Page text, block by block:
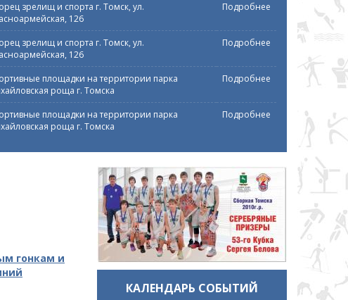
зрелищ и спорта г. Томск, ул.
126
Подробнее
зрелищ и спорта г. Томск, ул.
126
Подробнее
площадки на территории парка
роща г. Томска
Подробнее
площадки на территории парка
роща г. Томска
Подробнее
гонкам и
КАЛЕНДАРЬ СОБЫТИЙ